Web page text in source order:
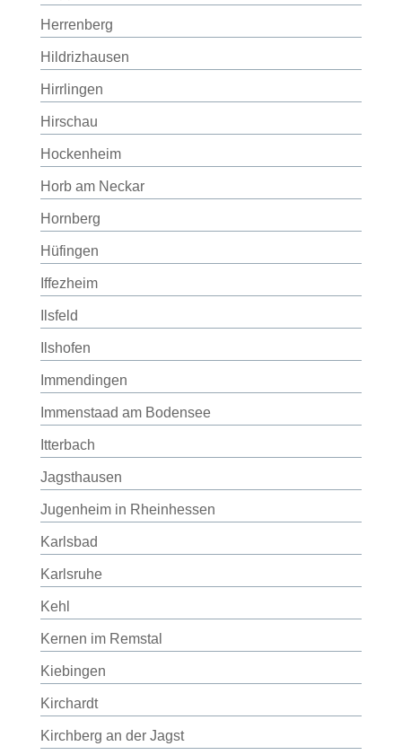
Herrenberg
Hildrizhausen
Hirrlingen
Hirschau
Hockenheim
Horb am Neckar
Hornberg
Hüfingen
Iffezheim
Ilsfeld
Ilshofen
Immendingen
Immenstaad am Bodensee
Itterbach
Jagsthausen
Jugenheim in Rheinhessen
Karlsbad
Karlsruhe
Kehl
Kernen im Remstal
Kiebingen
Kirchardt
Kirchberg an der Jagst